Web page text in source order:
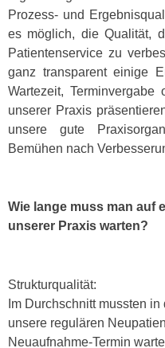
Prozess- und
es möglich, die Qualität,
Patientenservice zu
ganz transparent einige
Wartezeit,
unserer Praxis
unsere gute
Bemühen nach
Wie lange muss man auf
unserer Praxis warten?
Strukturqualität:
Im Durchschnitt mussten
unsere regulären
Neuaufnahme-Termin